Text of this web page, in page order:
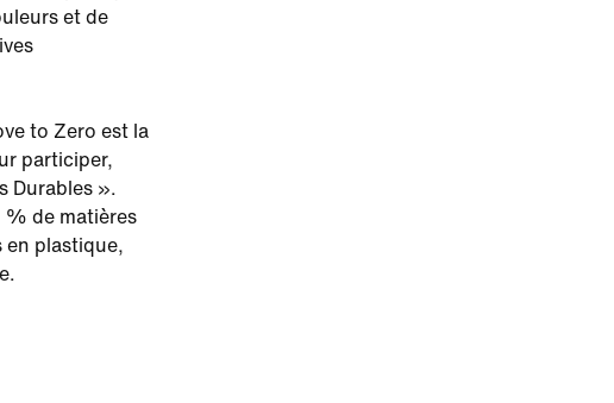
et de
to Zero est la
participer,
Durables ».
% de matières
en plastique,